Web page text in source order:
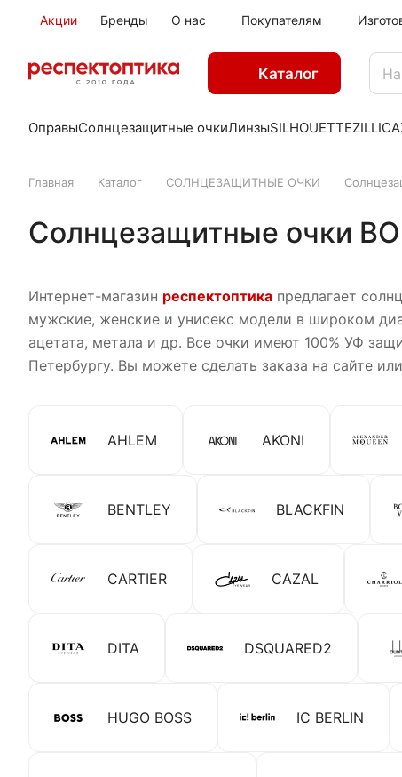
Акции Бренды О нас Покупателям
Каталог
ОправыСолнцезащитные очкиЛинзыSILHOUETTEZILLI
Главная Каталог СОЛНЦЕЗАЩИТНЫЕ ОЧКИ
Солнцезащитные очки
Интернет-магазин респектоптика предлагает
мужские, женские и унисекс модели в широком
ацетата, метала и др. Все очки имеют 100% УФ
Петербургу. Вы можете сделать заказа на сайте
AHLEM AKONI
BENTLEY BLACKFIN
CARTIER CAZAL
DITA DSQUARED2
HUGO BOSS IC BERLIN